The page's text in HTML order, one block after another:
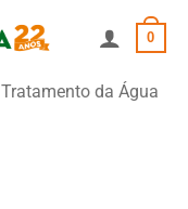
0
Tratamento da Água